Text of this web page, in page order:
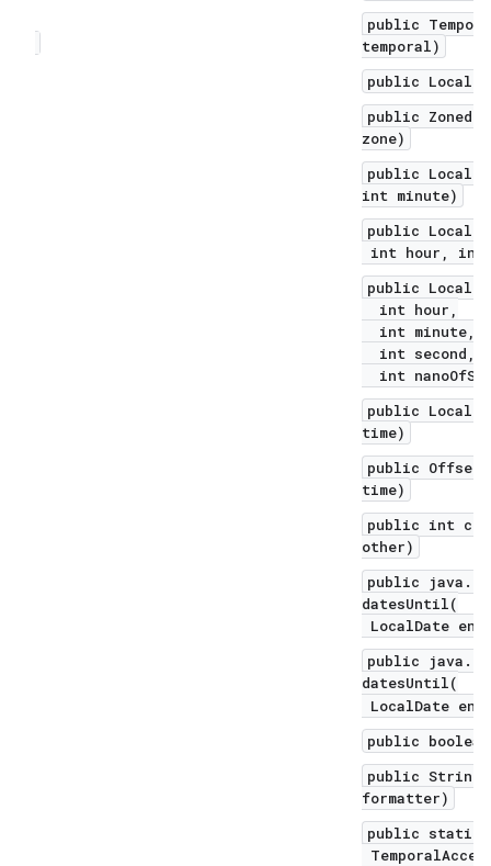
public
temporal)
public
public
zone)
public
int minute)
public
int hour, int
public
int hour,
int minute,
int second,
int
public
time)
public
time)
public int
other)
public
datesUntil(
LocalDate
public
datesUntil(
LocalDate
public
public String
formatter)
public static